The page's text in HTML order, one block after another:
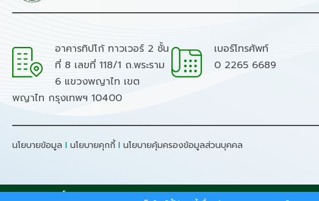
อาคารทิปโก้ ทาวเวอร์ 2 ชั้น
ที่ 8 เลขที่ 118/1 ถ.พระราม
6 แขวงพญาไท เขต
พญาไท กรุงเทพฯ 10400
เบอร์โทรศัพท์
0 2265 6689
นโยบายข้อมูล I นโยบายคุกกี้ I นโยบายคุ้มครองข้อมูลส่วนบุคคล
สงวนลิขสิทธิ์ © 2026 - สำนักงานนโยบายและแผนทรัพยากรธรรมชาติแล